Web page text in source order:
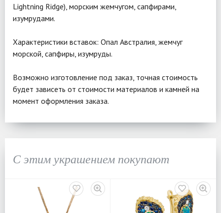
Lightning Ridge), морским жемчугом, сапфирами,
изумрудами.
Характеристики вставок: Опал Австралия, жемчуг
морской, сапфиры, изумруды.
Возможно изготовление под заказ, точная стоимость
будет зависеть от стоимости материалов и камней на
момент оформления заказа.
С этим украшением покупают